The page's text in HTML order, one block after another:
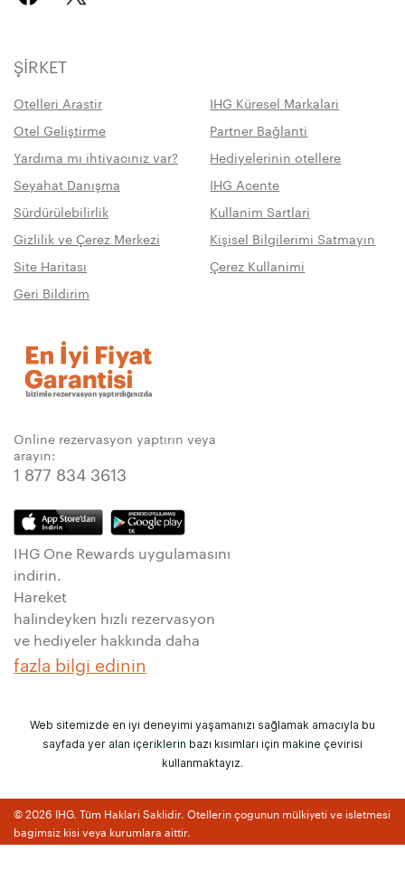
ŞIRKET
Otelleri Arastir
IHG Küresel Markalari
Otel Geliştirme
Partner Bağlanti
Yardıma mı ihtiyacınız var?
Hediyelerinin otellere
Seyahat Danışma
IHG Acente
Sürdürülebilirlik
Kullanim Sartlari
Gizlilik ve Çerez Merkezi
Kişisel Bilgilerimi Satmayın
Site Haritası
Çerez Kullanimi
Geri Bildirim
Online rezervasyon yaptırın veya
arayın:
1 877 834 3613
IHG One Rewards uygulamasını
indirin.
Hareket
halindeyken hızlı rezervasyon
ve hediyeler hakkında daha
fazla bilgi edinin
Web sitemizde en iyi deneyimi yaşamanızı sağlamak amacıyla bu
sayfada yer alan içeriklerin bazı kısımları için makine çevirisi
kullanmaktayız.
© 2026 IHG. Tüm Haklari Saklidir. Otellerin çogunun mülkiyeti ve isletmesi
bagimsiz kisi veya kurumlara aittir.